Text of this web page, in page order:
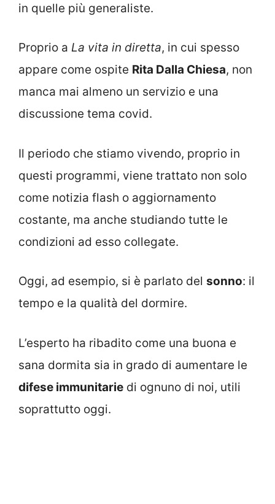
in quelle più generaliste.
Proprio a La vita in diretta, in cui spesso
appare come ospite Rita Dalla Chiesa, non
manca mai almeno un servizio e una
discussione tema covid.
Il periodo che stiamo vivendo, proprio in
questi programmi, viene trattato non solo
come notizia flash o aggiornamento
costante, ma anche studiando tutte le
condizioni ad esso collegate.
Oggi, ad esempio, si è parlato del sonno: il
tempo e la qualità del dormire.
L’esperto ha ribadito come una buona e
sana dormita sia in grado di aumentare le
difese immunitarie di ognuno di noi, utili
soprattutto oggi.